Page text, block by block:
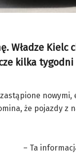
Władze
kilka
że pojazdy z
– Ta